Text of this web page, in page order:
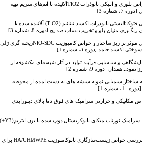
بررسی خواص بلوری و اپتیکی نانوذرات TiO2آلائیده با اتم‌های سریم تهیه
3]
بهبود ویژگی فتوکاتالیستی نانوذرات اکسید تیتانیم (TiO2) آلائیده شده با
متیلن بلو و تخریب پساب ضد یخ [دوره 8، شماره 3]
بررسی عوامل موثر بر ریز ساختار و خواص کامپوزیت NiO-SDCریخته گری ژلی
جامد [دوره 3، شماره 1]
و شناسایی فرآیند تولید در آثار شیشه‌ای مکشوفه از
[دوره 9، شماره 2]
شیمیایی نمونه شیشه های به دست آمده از محوطه
1]
و حرارتی سرامیک های فوق دما بالای دیبورایدی
ساخت شیشه-سرامیک نورتاب میکای نانوکریستال دوپ شده با یون ایتریم(Y3+)
ساخت و بررسی خواص زیست‌سازگاری نانوکامپوزیت HA/UHMWPE برای